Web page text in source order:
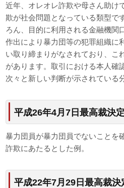
近年、オレオレ詐欺や母さん助け
欺が社会問題となっている類型で
ろん、目的に利用される金融機関
作出により暴力団等の犯罪組織に
い取り締まりがなされており、こ
があります。取引における本人確
次々と新しい判断が示されている
平成26年4月7日最高裁決定
暴力団員が暴力団員でないことを
詐欺にあたるとした例。
平成22年7月29日最高裁決